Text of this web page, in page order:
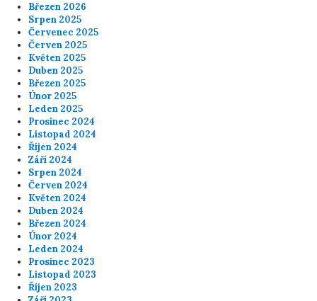
Březen 2026
Srpen 2025
Červenec 2025
Červen 2025
Květen 2025
Duben 2025
Březen 2025
Únor 2025
Leden 2025
Prosinec 2024
Listopad 2024
Říjen 2024
Září 2024
Srpen 2024
Červen 2024
Květen 2024
Duben 2024
Březen 2024
Únor 2024
Leden 2024
Prosinec 2023
Listopad 2023
Říjen 2023